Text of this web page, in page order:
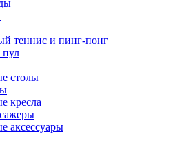
теннис и пинг-понг
пул
столы
кресла
аксессуары